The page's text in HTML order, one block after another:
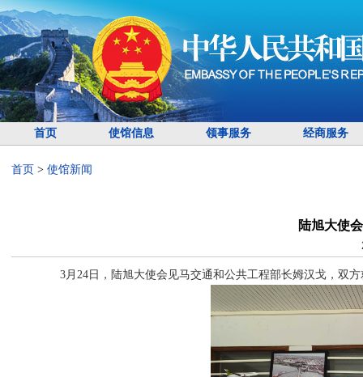
首页 使馆信息 领事服务 经商服务
首页 > 使馆新闻
陆旭大使
3月24日，陆旭大使会见马交通和公共工程部长姆汉戈，双